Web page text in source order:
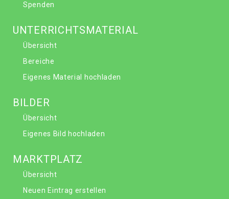
Spenden
UNTERRICHTSMATERIAL
Übersicht
Bereiche
Eigenes Material hochladen
BILDER
Übersicht
Eigenes Bild hochladen
MARKTPLATZ
Übersicht
Neuen Eintrag erstellen